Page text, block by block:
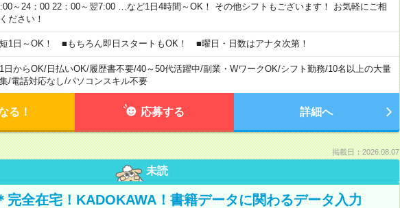
～24：00 22：00～翌7:00 …など1日4時間～OK！ その他シフトもございます！ お気軽にご相
ださい！
1日～OK！ ■もちろん即日スタートもOK！ ■曜日・日数はアナタ次第！
日からOK/日払いOK/履歴書不要/40～50代活躍中/副業・WワークOK/シフト勤務/10名以上の大量
/電話対応なし/パソコンスキル不要
る！ 応募する 詳細へ
掲載日：2026.08.07
未読
完全在宅！KADOKAWA！書籍データに関わるデータ入力